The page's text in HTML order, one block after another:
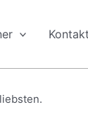
Kontakt